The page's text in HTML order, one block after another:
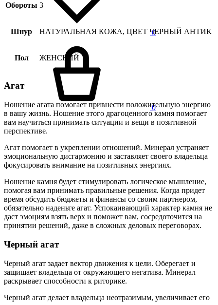
0
0
Обороты 3
Шнур НАТУРАЛЬНАЯ КОЖА, ЦВЕТ ЧЕРНЫЙ АНТИК
Пол ЖЕНСКИЙ
Агат
Ношение агата помогает привнести положительную энергию
в вашу жизнь. Ношение этого драгоценного камня помогает
вам научиться принимать ситуации и вещи в позитивной
перспективе.
Агат помогает в укреплении отношений. Минерал устраняет
эмоциональную дисгармонию и заставляет своего владельца
фокусировать внимание на позитивных энергиях.
Ношение камня будет стимулировать логическое мышление,
помогая вам принимать правильные решения. Когда придет
время обсудить бюджеты и финансы со своим партнером,
обязательно наденьте агат. Успокаивающий характер камня не
даст эмоциям взять верх и поможет вам, сосредоточится на
принятии решений, даже в сложных деловых переговорах.
Черный агат
Черный агат задает вектор движения к цели. Оберегает и
защищает владельца от окружающего негатива. Минерал
раскрывает способности к риторике.
Черный агат делает владельца неотразимым, увеличивает его